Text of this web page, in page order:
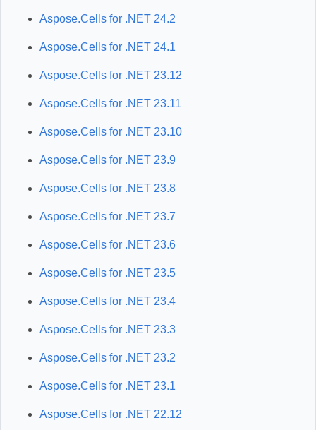
Aspose.Cells for .NET 24.2
Aspose.Cells for .NET 24.1
Aspose.Cells for .NET 23.12
Aspose.Cells for .NET 23.11
Aspose.Cells for .NET 23.10
Aspose.Cells for .NET 23.9
Aspose.Cells for .NET 23.8
Aspose.Cells for .NET 23.7
Aspose.Cells for .NET 23.6
Aspose.Cells for .NET 23.5
Aspose.Cells for .NET 23.4
Aspose.Cells for .NET 23.3
Aspose.Cells for .NET 23.2
Aspose.Cells for .NET 23.1
Aspose.Cells for .NET 22.12